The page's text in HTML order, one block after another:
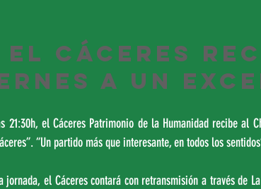
El Cáceres
a un
21:30h, el Cáceres Patrimonio de la Humanidad recibe al
“Un partido más que interesante, en todos los
jornada, el Cáceres contará con retransmisión a través de